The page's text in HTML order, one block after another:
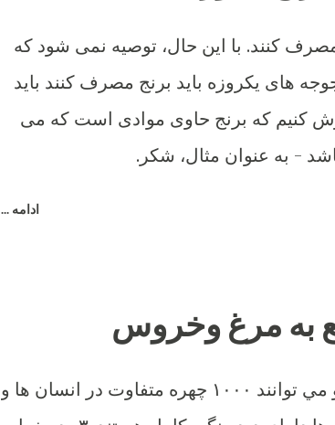
کنند. با این حال، توصیه نمی شود که
های یکروزه باید برنج مصرف کنند باید
کنیم که برنج حاوی موادی است که می
- به عنوان مثال، شکر.
ادامه ...
١- آن ها حافظه بسيار خوبي دارند و مي توانند ١٠٠٠ چهره متفاوت در انسان ها و